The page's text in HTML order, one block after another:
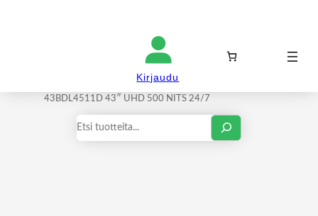
Kirjaudu
Ammattinäytöt
43BDL4511D 43″ UHD 500 NITS 24/7
Haku